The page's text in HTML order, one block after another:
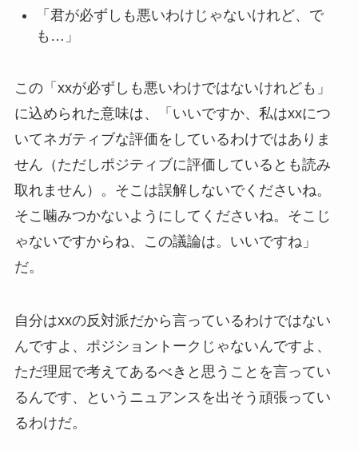
「君が必ずしも悪いわけじゃないけれど、で
も…」
この「xxが必ずしも悪いわけではないけれども」
に込められた意味は、「いいですか、私はxxにつ
いてネガティブな評価をしているわけではありま
せん（ただしポジティブに評価しているとも読み
取れません）。そこは誤解しないでくださいね。
そこ噛みつかないようにしてくださいね。そこじ
ゃないですからね、この議論は。いいですね」
だ。
自分はxxの反対派だから言っているわけではない
んですよ、ポジショントークじゃないんですよ、
ただ理屈で考えてあるべきと思うことを言ってい
るんです、というニュアンスを出そう頑張ってい
るわけだ。